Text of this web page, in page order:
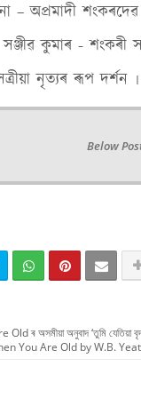
– অপ্ৰমাদী
সঞ্জীৱ কুমাৰ - শংকৰী
নৃত্যৰ ৰূপ দৰ্শন ৷
Below
ৰ অসমীয়া অনুবাদ ‘তুমি যেতিয়া
You Are Old by W.B.